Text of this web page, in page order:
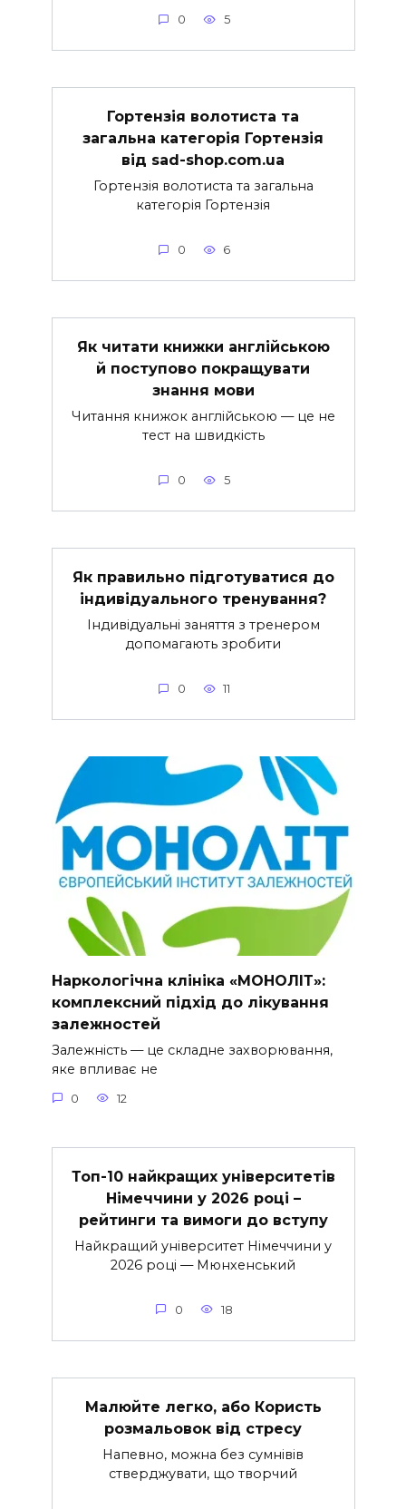
0 5
Гортензія волотиста та
загальна категорія Гортензія
від sad-shop.com.ua
Гортензія волотиста та загальна
категорія Гортензія
0 6
Як читати книжки англійською
й поступово покращувати
знання мови
Читання книжок англійською — це не
тест на швидкість
0 5
Як правильно підготуватися до
індивідуального тренування?
Індивідуальні заняття з тренером
допомагають зробити
0 11
Наркологічна клініка «МОНОЛІТ»:
комплексний підхід до лікування
залежностей
Залежність — це складне захворювання,
яке впливає не
0 12
Топ-10 найкращих університетів
Німеччини у 2026 році –
рейтинги та вимоги до вступу
Найкращий університет Німеччини у
2026 році — Мюнхенський
0 18
Малюйте легко, або Користь
розмальовок від стресу
Напевно, можна без сумнівів
стверджувати, що творчий